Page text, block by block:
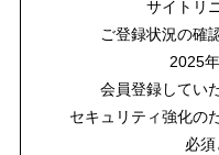
サイトリ
ご登録状況の確
2025
会員登録してい
セキュリティ強化の
必須